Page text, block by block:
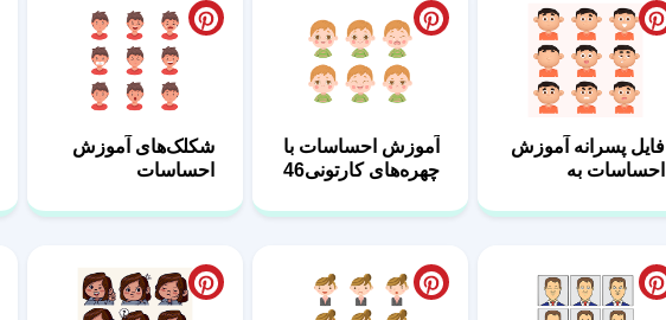
فایل پسرانه آموزش
احساسات به
آموزش احساسات با
چهره‌های کارتونی46
شکلک‌های آموزش
احساسات